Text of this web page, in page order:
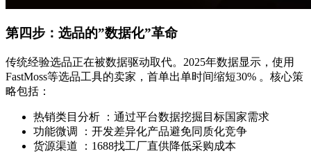
第四步：选品的”数据化”革命
传统经验选品正在被数据驱动取代。2025年数据显示，使用
FastMoss等选品工具的卖家，首单出单时间缩短30% 。核心策
略包括：
热销类目分析 ：通过平台数据挖掘目标国家需求
功能微调 ：开发差异化产品避免同质化竞争
货源渠道 ：1688找工厂直供降低采购成本